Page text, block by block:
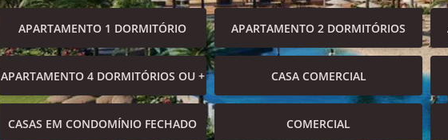
APARTAMENTO 1 DORMITÓRIO APARTAMENTO 2 DORMITÓRIOS
APARTAMENTO 4 DORMITÓRIOS OU + CASA COMERCIAL
CASAS EM CONDOMÍNIO FECHADO COMERCIAL